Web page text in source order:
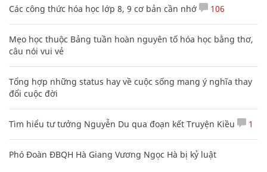
Các công thức hóa học lớp 8, 9 cơ bản cần nhớ 106
Mẹo học thuộc Bảng tuần hoàn nguyên tố hóa học bằng thơ,
câu nói vui vẻ
Tổng hợp những status hay về cuộc sống mang ý nghĩa thay
đổi cuộc đời
Tìm hiểu tư tưởng Nguyễn Du qua đoạn kết Truyện Kiều 1
Phó Đoàn ĐBQH Hà Giang Vương Ngọc Hà bị kỷ luật